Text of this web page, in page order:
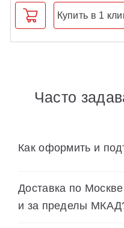
Купить в 1
Часто
Как оформить и
Доставка по
и за пределы